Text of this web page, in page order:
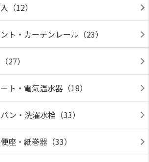
（12）
ト・カーテンレール（23）
27）
ト・電気温水器（18）
ン・洗濯水栓（33）
座・紙巻器（33）